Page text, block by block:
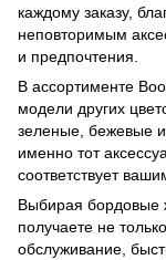
каждому заказу,
неповторимым
и предпочтения.
В ассортименте
модели других
зеленые, бежевые и
именно тот
соответствует
Выбирая бордовые
получаете не
обслуживание,